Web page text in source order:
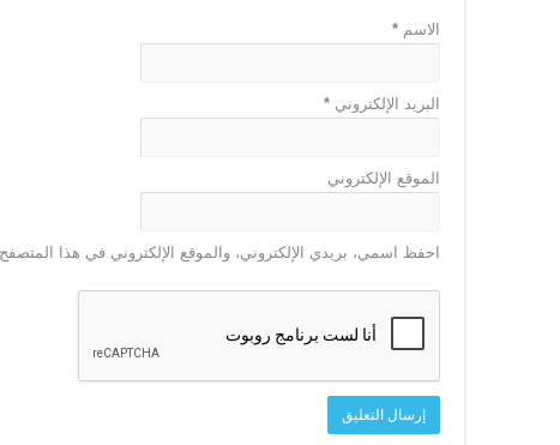
الاسم *
البريد الإلكتروني *
الموقع الإلكتروني
احفظ اسمي، بريدي الإلكتروني، والموقع الإلكتروني في هذا